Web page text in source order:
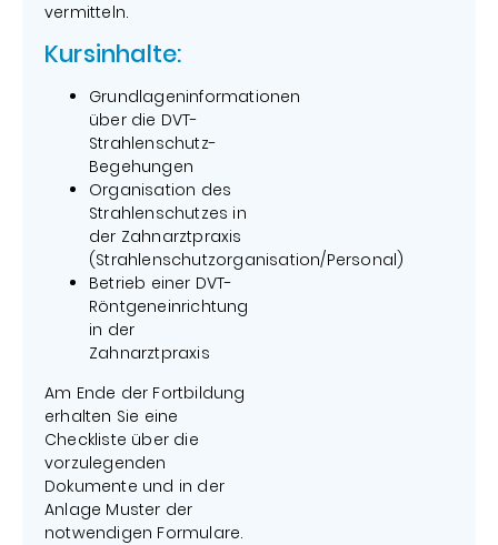
vermitteln.
Kursinhalte:
Grundlageninformationen
über die DVT-
Strahlenschutz-
Begehungen
Organisation des
Strahlenschutzes in
der Zahnarztpraxis
(Strahlenschutzorganisation/Personal)
Betrieb einer DVT-
Röntgeneinrichtung
in der
Zahnarztpraxis
Am Ende der Fortbildung
erhalten Sie eine
Checkliste über die
vorzulegenden
Dokumente und in der
Anlage Muster der
notwendigen Formulare.